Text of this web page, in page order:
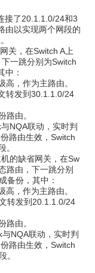
接了20.1.1.0/24和3
由以实现两个网段的
关，在Switch A上
一跳分别为Switch
中：
高，作为主路由。
转发到30.1.1.0/24
路由。
与NQA联动，实时判
路由生效， Switch
。
的缺省网关，在Sw
路由，下一跳分别
备份，其中：
高，作为主路由。
转发到 20.1.1.0/24
路由。
与NQA联动，实时判
路由生效， Switch
。